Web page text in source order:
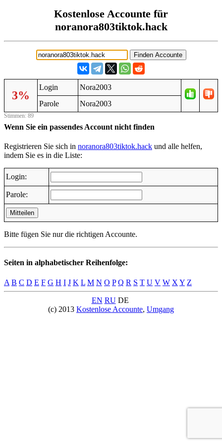
Kostenlose Accounte für
noranora803tiktok.hack
3%
Login
Nora2003
Parole
Nora2003
Stimmen: 89
Wenn Sie ein passendes Account nicht finden
Registrieren Sie sich in noranora803tiktok.hack und alle helfen,
indem Sie es in die Liste:
Login:
Parole:
Mitteilen
Bitte fügen Sie nur die richtigen Accounte.
Seiten in alphabetischer Reihenfolge:
A B C D E F G H I J K L M N O P Q R S T U V W X Y Z
EN RUDE
(c) 2013 Kostenlose Accounte, Umgang